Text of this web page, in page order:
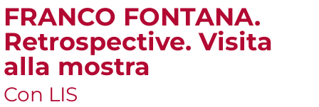
FRANCO FONTANA.
Retrospective. Visita
alla mostra
Con LIS